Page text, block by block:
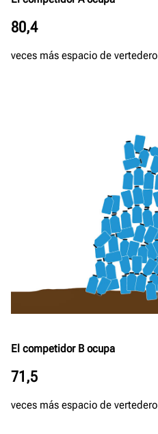
80,4
veces más espacio de vertedero
El competidor B ocupa
71,5
veces más espacio de vertedero